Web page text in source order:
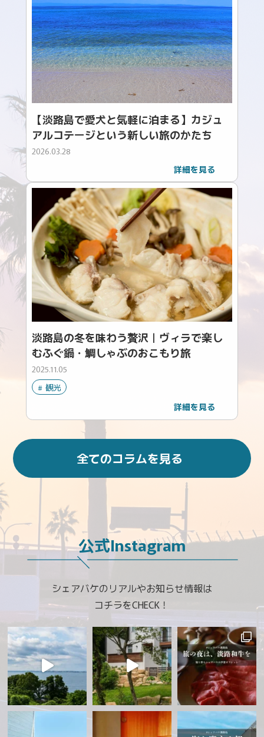
【淡路島で愛犬と気軽に泊まる】カジュ
アルコテージという新しい旅のかたち
2026.03.28
詳細を見る
淡路島の冬を味わう贅沢｜ヴィラで楽し
むふぐ鍋・鯛しゃぶのおこもり旅
2025.11.05
観光
詳細を見る
全てのコラムを見る
公式Instagram
シェアバケのリアルやお知らせ情報は
コチラをCHECK！